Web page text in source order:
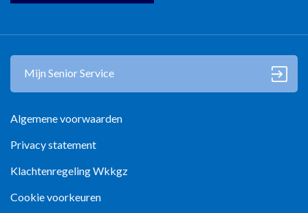
Algemene voorwaarden
Privacy statement
Klachtenregeling Wkkgz
Cookie voorkeuren
Mijn Senior Service